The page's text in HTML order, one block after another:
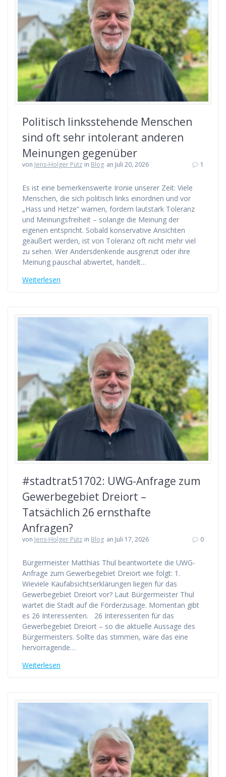
Politisch linksstehende Menschen
sind oft sehr intolerant anderen
Meinungen gegenüber
von Jens-Holger Pütz in Blog an Juli 20, 2026 1
Es ist eine bemerkenswerte Ironie unserer Zeit: Viele
Menschen, die sich politisch links einordnen und vor
„Hass und Hetze“ warnen, fordern lautstark Toleranz
und Meinungsfreiheit – solange die Meinung der
eigenen entspricht. Sobald konservative Ansichten
geäußert werden, ist von Toleranz oft nicht mehr viel
zu sehen. Wer Andersdenkende ausgrenzt oder ihre
Meinung pauschal abwertet, handelt…
Weiterlesen
#stadtrat51702: UWG-Anfrage zum
Gewerbegebiet Dreiort –
Tatsächlich 26 ernsthafte
Anfragen?
von Jens-Holger Pütz in Blog an Juli 17, 2026 0
Bürgermeister Matthias Thul beantwortete die UWG-
Anfrage zum Gewerbegebiet Dreiort wie folgt: 1.
Wieviele Kaufabsichtserklärungen liegen für das
Gewerbegebiet Dreiort vor? Laut Bürgermeister Thul
wartet die Stadt auf die Förderzusage. Momentan gibt
es 26 Interessenten. 26 Interessenten für das
Gewerbegebiet Dreiort – so die aktuelle Aussage des
Bürgermeisters. Sollte das stimmen, wäre das eine
hervorragende…
Weiterlesen